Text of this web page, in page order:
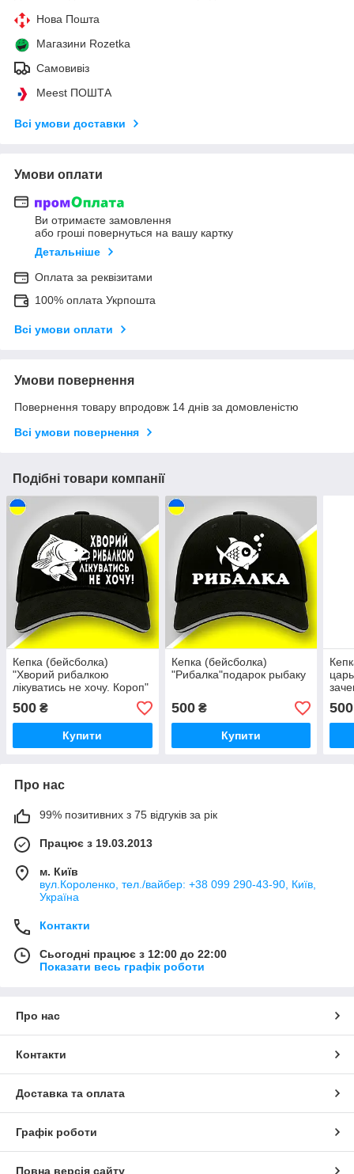
Нова Пошта
Магазини Rozetka
Самовивіз
Meest ПОШТА
Всі умови доставки
Умови оплати
Ви отримаєте замовлення
або гроші повернуться на вашу картку
Детальніше
Оплата за реквізитами
100% оплата Укрпошта
Всі умови оплати
Умови повернення
Повернення товару впродовж 14 днів за домовленістю
Всі умови повернення
Подібні товари компанії
Кепка (бейсболка)
"Хворий рибалкою
лікуватись не хочу. Короп"
500 ₴
Купити
Кепка (бейсболка)
"Рибалка"подарок рыбаку
500₴
Купити
500
Про нас
99% позитивних з 75 відгуків за рік
Працює з 19.03.2013
м. Київ
вул.Короленко, тел./вайбер: +38 099 290-43-90, Київ,
Україна
Контакти
Сьогодні працює з 12:00 до 22:00
Показати весь графік роботи
Про нас
Контакти
Доставка та оплата
Графік роботи
Повна версія сайту